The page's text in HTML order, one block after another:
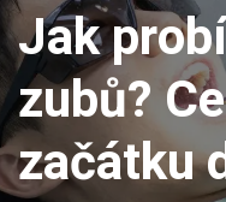
Jak
zubů?
začátku